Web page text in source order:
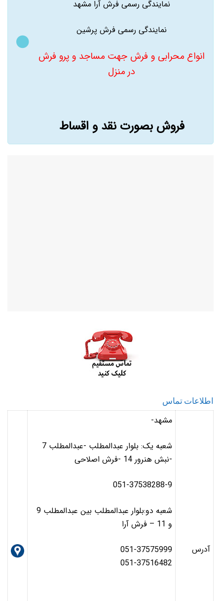
نمایندگی رسمی فرش آرا مشهد
نمایندگی رسمی فرش پرشین
انواع محرابی و فرش جهت مساجد و پرو فرش
در منزل
فروش بصورت نقد و اقساط
اطلاعات تماس
آدرس
مشهد-
شعبه یک: بلوار عبدالمطلب -عبدالمطلب 7
-نبش هنرور 14 -فرش اصلاحی
051-37538288-9
شعبه دو:بلوار عبدالمطلب بين عبدالمطلب 9
و 11 – فرش آرا
051-37575999
051-37516482